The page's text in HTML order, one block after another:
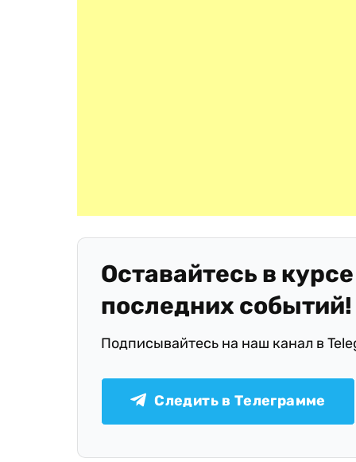
Оставайтесь в курсе
последних событий!
Подписывайтесь на наш канал в
Следить в Телеграмме